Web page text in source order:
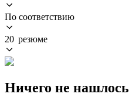
По соответствию
20 резюме
Ничего не нашлось